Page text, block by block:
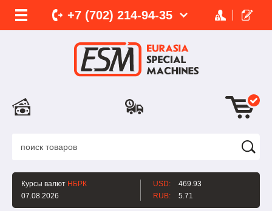
+7 (702) 214-94-35
Курсы валют НБРК
07.08.2026
USD:
469.93
RUB:
5.71